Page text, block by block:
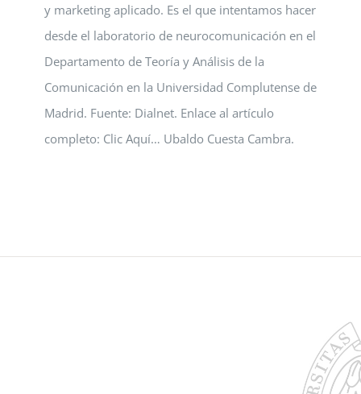
y marketing aplicado. Es el que intentamos hacer
desde el laboratorio de neurocomunicación en el
Departamento de Teoría y Análisis de la
Comunicación en la Universidad Complutense de
Madrid. Fuente: Dialnet. Enlace al artículo
completo: Clic Aquí… Ubaldo Cuesta Cambra.